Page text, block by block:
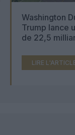
Washington
Trump lance
de 22,5
LIRE